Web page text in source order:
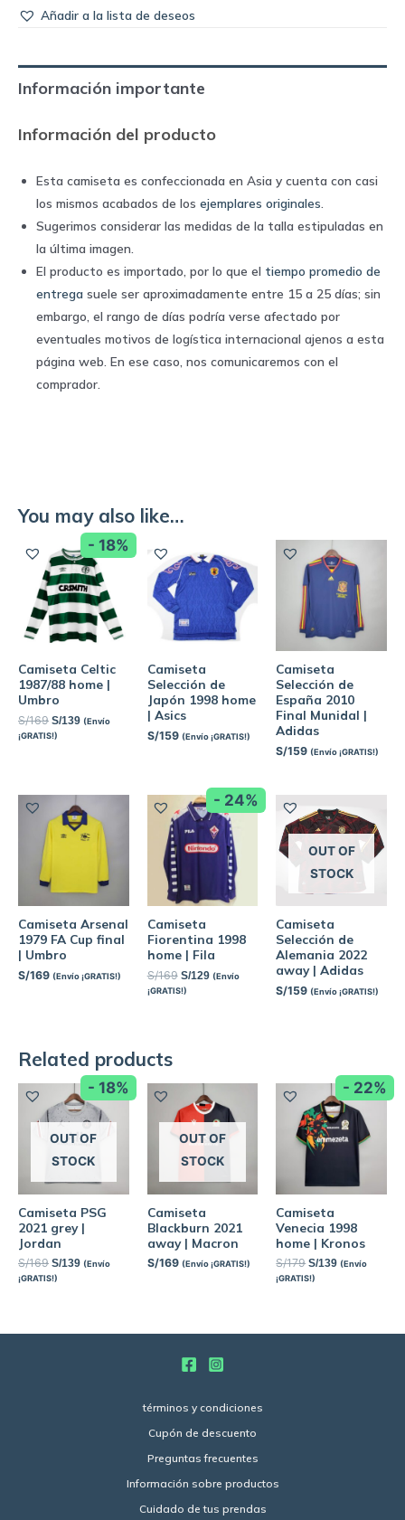
Añadir a la lista de deseos
Información importante
Información del producto
Esta camiseta es confeccionada en Asia y cuenta con casi
los mismos acabados de los ejemplares originales
Sugerimos considerar las medidas de la talla estipuladas en
la última imagen.
El producto es importado, por lo que el tiempo promedio de
entrega suele ser aproximadamente entre 15 a 25 días; sin
embargo, el rango de días podría verse afectado por
eventuales motivos de logística internacional ajenos a esta
página web. En ese caso, nos comunicaremos con el
comprador.
You may also like…
- 18%
Camiseta Celtic
1987/88 home |
Umbro
S/169 S/139 (Envío
¡GRATIS!)
Camiseta
Selección de
Japón 1998 home
| Asics
S/159 (Envío ¡GRATIS!)
Camiseta
Selección de
España 2010
Final Munidal |
Adidas
S/159 (Envío ¡GRATIS!)
Camiseta Arsenal
1979 FA Cup final
| Umbro
S/169 (Envío ¡GRATIS!)
- 24%
Camiseta
Fiorentina 1998
home | Fila
S/169 S/129 (Envío
¡GRATIS!)
OUT OF
STOCK
Camiseta
Selección de
Alemania 2022
away | Adidas
S/159 (Envío ¡GRATIS!)
Related products
- 18%
OUT OF
STOCK
Camiseta PSG
2021 grey |
Jordan
S/169 S/139 (Envío
¡GRATIS!)
OUT OF
STOCK
Camiseta
Blackburn 2021
away | Macron
S/169 (Envío ¡GRATIS!)
- 22%
Camiseta
Venecia 1998
home | Kronos
S/179 S/139 (Envío
¡GRATIS!)
términos y condiciones
Cupón de descuento
Preguntas frecuentes
Información sobre productos
Cuidado de tus prendas